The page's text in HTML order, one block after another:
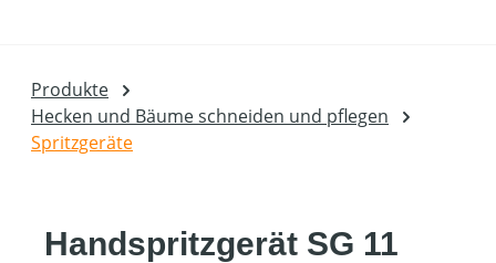
Produkte
Hecken und Bäume schneiden und pflegen
Spritzgeräte
Handspritzgerät SG 11